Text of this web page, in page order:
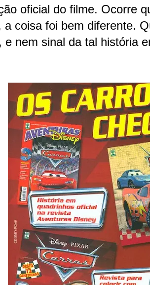
oficial do filme. Ocorre
a coisa foi bem diferente.
e nem sinal da tal história